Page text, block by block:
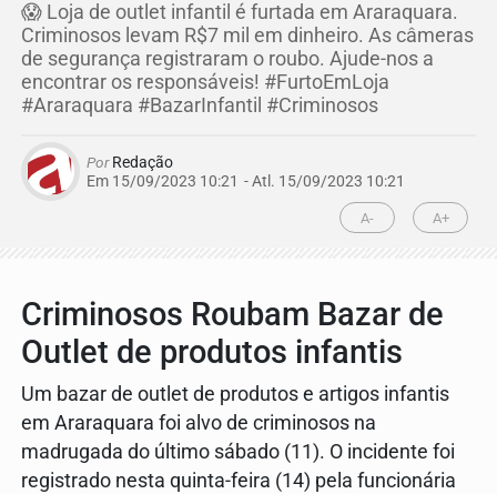
😱 Loja de outlet infantil é furtada em Araraquara.
Criminosos levam R$7 mil em dinheiro. As câmeras
de segurança registraram o roubo. Ajude-nos a
encontrar os responsáveis! #FurtoEmLoja
#Araraquara #BazarInfantil #Criminosos
PorRedação
Em 15/09/2023 10:21 - Atl. 15/09/2023 10:21
A- A+
Criminosos Roubam Bazar de
Outlet de produtos infantis
Um bazar de outlet de produtos e artigos infantis
em Araraquara foi alvo de criminosos na
madrugada do último sábado (11). O incidente foi
registrado nesta quinta-feira (14) pela funcionária